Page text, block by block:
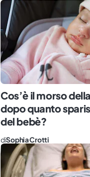
Cos’è il morso
dopo quanto
del bebè?
diSophia Crotti